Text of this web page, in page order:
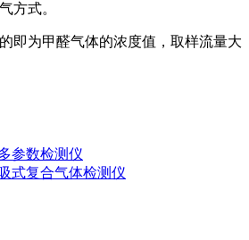
方式。
即为甲醛气体的浓度值，取样流量大
参数检测仪
式复合气体检测仪